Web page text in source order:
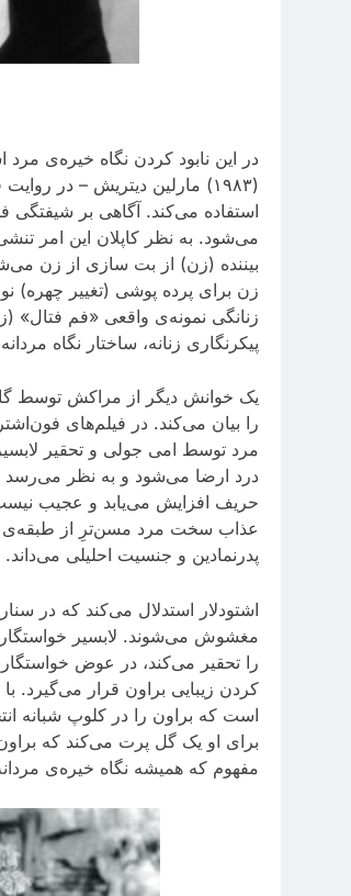
در این نابود کردن نگاه خیره‌ی
(١٩٨٣) مارلین دیتریش – در
استفاده می‌کند. آگاهی بر شیفتگی
می‌شود. به نظر کاپلان این امر
بیننده (زن) از بت سازی از زن می‌شود. (ص ٥١) به
زن برای پرده پوشی (تغییر چهره)
زنانگی نمونه‌ی واقعی «فم فتال»
پیکرنگاری زنانه، ساختار نگاه
یک خوانش دیگر از مراکش توسط
را بیان می‌کند. در فیلم‌های
مرد توسط امی جولی و تحقیر
درد ارضا می‌شود و به نظر می‌رسد
حریف افزایش می‌یابد و عجیب نیست
عذاب سخت مرد مسن‌ترِ از طبقه‌ی
پدرنمادین و جنسیت احلیلی
اشتودلار استدلال می‌کند که در
مغشوش می‌شوند. لابسیر
را تحقیر می‌کند، در عوض
کردن زیبایی براون قرار می‌گیرد.
است که براون را در کلوپ شبانه
برای او یک گل پرت می‌کند که
مفهوم که همیشه نگاه خیره‌ی